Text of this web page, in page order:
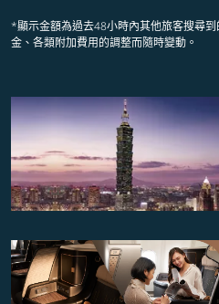
*顯示金額為過去48小時內其他旅客搜尋
金、各類附加費用的調整而隨時變動。